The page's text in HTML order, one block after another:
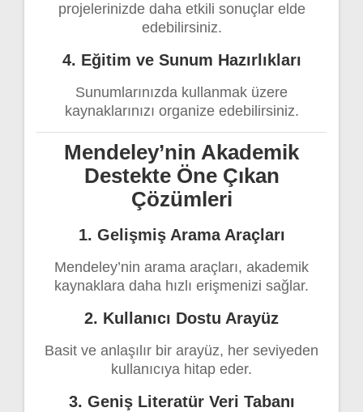
projelerinizde daha etkili sonuçlar elde
edebilirsiniz.
4. Eğitim ve Sunum Hazırlıkları
Sunumlarınızda kullanmak üzere
kaynaklarınızı organize edebilirsiniz.
Mendeley’nin Akademik
Destekte Öne Çıkan
Çözümleri
1. Gelişmiş Arama Araçları
Mendeley’nin arama araçları, akademik
kaynaklara daha hızlı erişmenizi sağlar.
2. Kullanıcı Dostu Arayüz
Basit ve anlaşılır bir arayüz, her seviyeden
kullanıcıya hitap eder.
3. Geniş Literatür Veri Tabanı